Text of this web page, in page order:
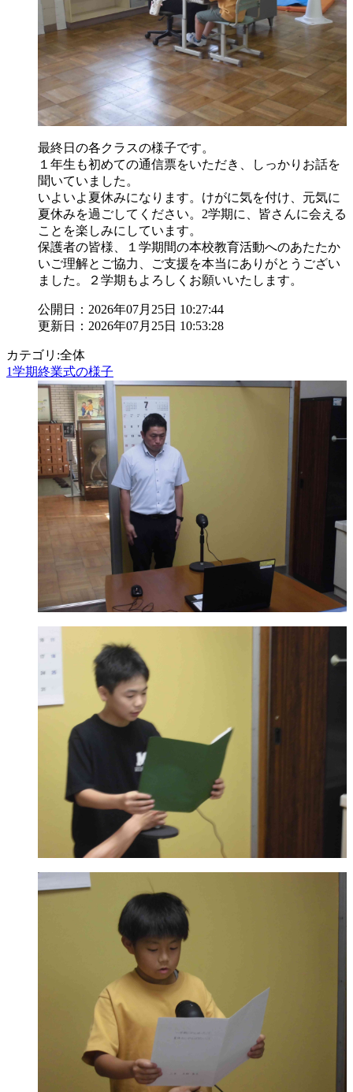
最終日の各クラスの様子です。
１年生も初めての通信票をいただき、しっかりお話を
聞いていました。
いよいよ夏休みになります。けがに気を付け、元気に
夏休みを過ごしてください。2学期に、皆さんに会える
ことを楽しみにしています。
保護者の皆様、１学期間の本校教育活動へのあたたか
いご理解とご協力、ご支援を本当にありがとうござい
ました。２学期もよろしくお願いいたします。
公開日：2026年07月25日 10:27:44
更新日：2026年07月25日 10:53:28
カテゴリ:全体
1学期終業式の様子